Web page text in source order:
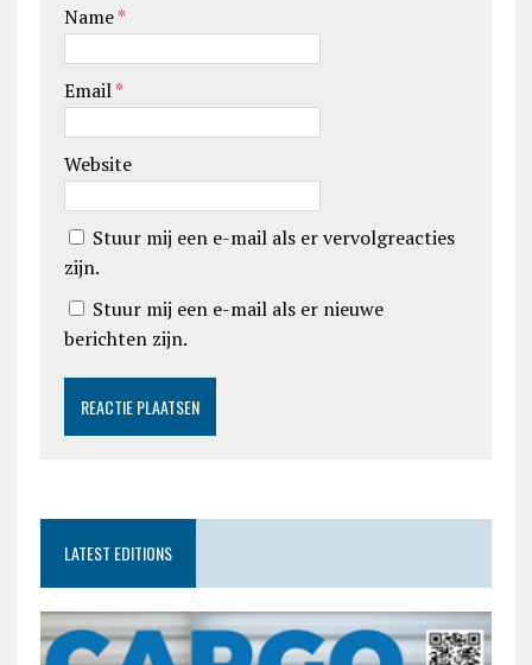
Name*
Email*
Website
Stuur mij een e-mail als er vervolgreacties
zijn.
Stuur mij een e-mail als er nieuwe
berichten zijn.
LATEST EDITIONS